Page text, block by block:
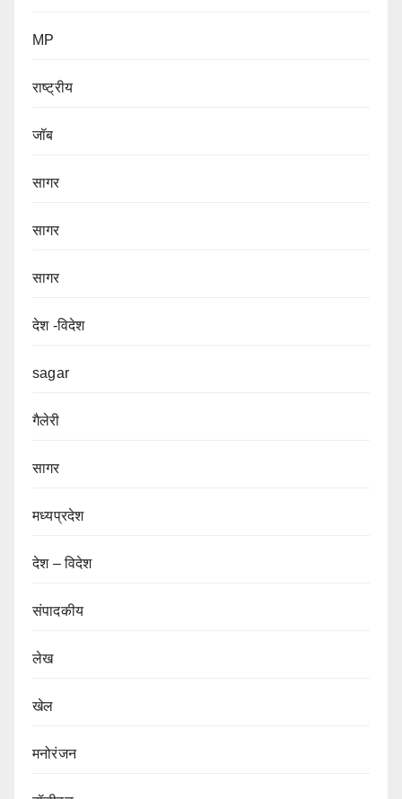
MP
राष्ट्रीय
जॉब
सागर
सागर
सागर
देश -विदेश
sagar
गैलेरी
सागर
मध्यप्रदेश
देश – विदेश
संपादकीय
लेख
खेल
मनोरंजन